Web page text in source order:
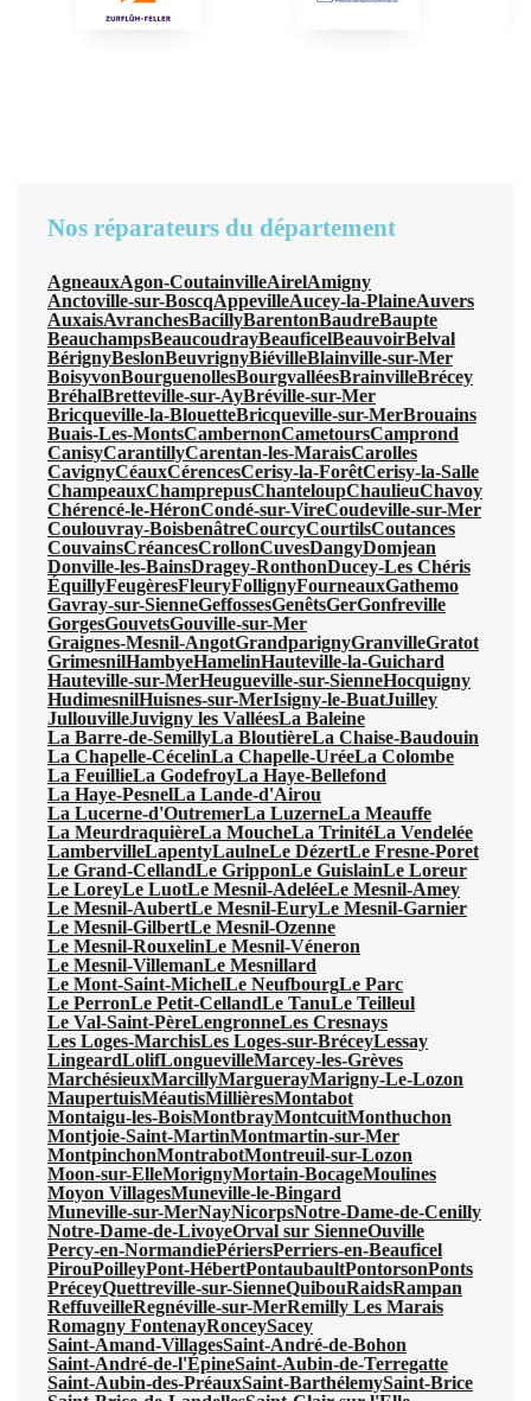
Nos réparateurs du département
AgneauxAgon-CoutainvilleAirelAmigny
Anctoville-sur-BoscqAppevilleAucey-la-PlaineAuvers
AuxaisAvranchesBacillyBarentonBaudreBaupte
BeauchampsBeaucoudrayBeauficelBeauvoirBelval
BérignyBeslonBeuvrignyBiévilleBlainville-sur-Mer
BoisyvonBourguenollesBourgvalléesBrainvilleBrécey
BréhalBretteville-sur-AyBréville-sur-Mer
Bricqueville-la-BlouetteBricqueville-sur-MerBrouains
Buais-Les-MontsCambernonCametoursCamprond
CanisyCarantillyCarentan-les-MaraisCarolles
CavignyCéauxCérencesCerisy-la-ForêtCerisy-la-Salle
ChampeauxChamprepusChanteloupChaulieuChavoy
Chérencé-le-HéronCondé-sur-VireCoudeville-sur-Mer
Coulouvray-BoisbenâtreCourcyCourtilsCoutances
CouvainsCréancesCrollonCuvesDangyDomjean
Donville-les-BainsDragey-RonthonDucey-Les Chéris
ÉquillyFeugèresFleuryFollignyFourneauxGathemo
Gavray-sur-SienneGeffossesGenêtsGerGonfreville
GorgesGouvetsGouville-sur-Mer
Graignes-Mesnil-AngotGrandparignyGranvilleGratot
GrimesnilHambyeHamelinHauteville-la-Guichard
Hauteville-sur-MerHeugueville-sur-SienneHocquigny
HudimesnilHuisnes-sur-MerIsigny-le-BuatJuilley
JullouvilleJuvigny les ValléesLa Baleine
La Barre-de-SemillyLa BloutièreLa Chaise-Baudouin
La Chapelle-CécelinLa Chapelle-UréeLa Colombe
La FeuillieLa GodefroyLa Haye-Bellefond
La Haye-PesnelLa Lande-d'Airou
La Lucerne-d'OutremerLa LuzerneLa Meauffe
La MeurdraquièreLa MoucheLa TrinitéLa Vendelée
LambervilleLapentyLaulneLe DézertLe Fresne-Poret
Le Grand-CellandLe GripponLe GuislainLe Loreur
Le LoreyLe LuotLe Mesnil-AdeléeLe Mesnil-Amey
Le Mesnil-AubertLe Mesnil-EuryLe Mesnil-Garnier
Le Mesnil-GilbertLe Mesnil-Ozenne
Le Mesnil-RouxelinLe Mesnil-Véneron
Le Mesnil-VillemanLe Mesnillard
Le Mont-Saint-MichelLe NeufbourgLe Parc
Le PerronLe Petit-CellandLe TanuLe Teilleul
Le Val-Saint-PèreLengronneLes Cresnays
Les Loges-MarchisLes Loges-sur-BréceyLessay
LingeardLolifLonguevilleMarcey-les-Grèves
MarchésieuxMarcillyMarguerayMarigny-Le-Lozon
MaupertuisMéautisMillièresMontabot
Montaigu-les-BoisMontbrayMontcuitMonthuchon
Montjoie-Saint-MartinMontmartin-sur-Mer
MontpinchonMontrabotMontreuil-sur-Lozon
Moon-sur-ElleMorignyMortain-BocageMoulines
Moyon VillagesMuneville-le-Bingard
Muneville-sur-MerNayNicorpsNotre-Dame-de-Cenilly
Notre-Dame-de-LivoyeOrval sur SienneOuville
Percy-en-NormandiePériersPerriers-en-Beauficel
PirouPoilleyPont-HébertPontaubaultPontorsonPonts
PréceyQuettreville-sur-SienneQuibouRaidsRampan
ReffuveilleRegnéville-sur-MerRemilly Les Marais
Romagny FontenayRonceySacey
Saint-Amand-VillagesSaint-André-de-Bohon
Saint-André-de-l'ÉpineSaint-Aubin-de-Terregatte
Saint-Aubin-des-PréauxSaint-BarthélemySaint-Brice